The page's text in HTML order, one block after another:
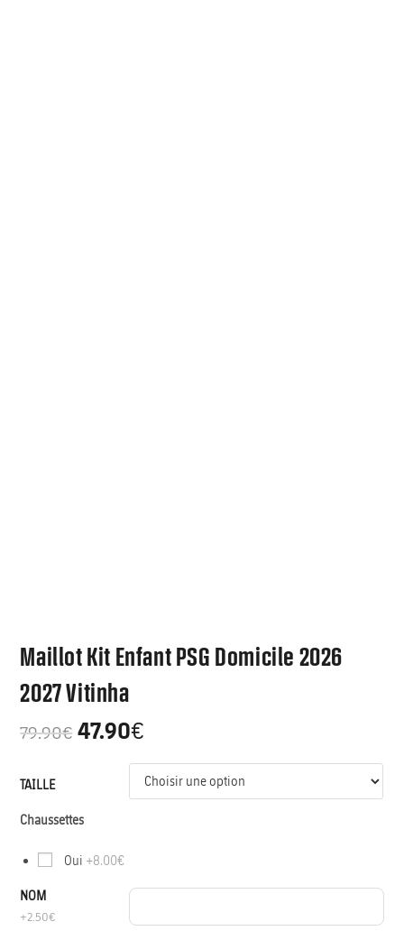
Maillot Kit Enfant PSG Domicile 2026
2027 Vitinha
79.90€ 47.90€
TAILLE
Chaussettes
Oui +8.00€
NOM
+2.50€